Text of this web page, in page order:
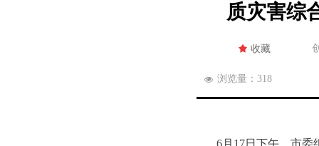
质灾害综
6月17日下午，市委
넶 浏览量： 318
끄 收藏